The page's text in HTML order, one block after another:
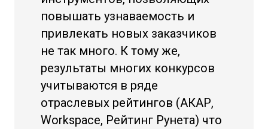
повышать узнаваемость и
привлекать новых заказчиков
не так много. К тому же,
результаты многих конкурсов
учитываются в ряде
отраслевых рейтингов (АКАР,
Workspace, Рейтинг Рунета) что